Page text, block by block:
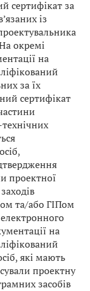
сертифікат за
із
окремі
на
за їх
сертифікат
проектної
та/або ГІПом
на
які мають
проектну
засобів